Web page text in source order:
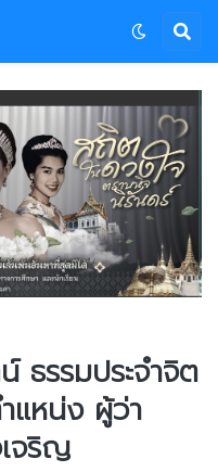
ธรรมประจำจิต
ำแหน่ง ผู้ว่า
จริญ